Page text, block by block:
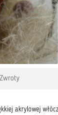
Zwroty
akrylowej